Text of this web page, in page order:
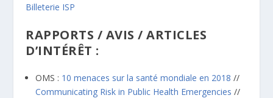
Billeterie ISP
RAPPORTS / AVIS / ARTICLES
D’INTÉRÊT :
OMS : 10 menaces sur la santé mondiale en 2018 //
Communicating Risk in Public Health Emergencies //